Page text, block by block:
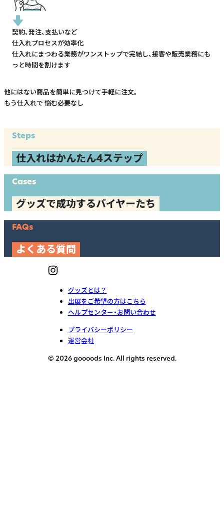
契約、発注、支払いなど
仕入れプロセスが効率化
仕入れにまつわる業務がワンストップで完結し、接客や販売業務にも
っと時間を割けます
他にはない商品を簡単に見つけて手軽に注文。
もう仕入れで 悩む必要なし
Steps
仕入れはかんたん4ステップ
Cases
グッズで成功するバイヤーたち
FAQs
よくある質問
グッズとは？
出展をご希望の方はこちら
ヘルプセンター・お問い合わせ
プライバシーポリシー
運営会社
© 2026 goooods Inc. All rights reserved.